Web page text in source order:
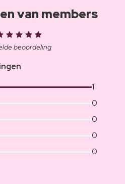
van members
beoordeling
1
0
0
0
0